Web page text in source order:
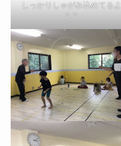
しっかりしゃがみ込めてるよ
^_^